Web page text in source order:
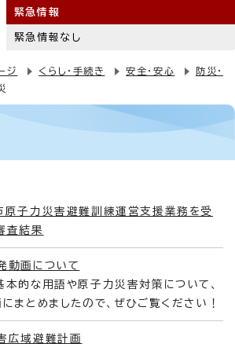
緊急情報
緊急情報なし
ジ くらし・手続き 安全・安心
防災・
子力災害避難訓練運営支援業務を受
査結果
動画について
的な用語や原子力災害対策について、
まとめましたので、ぜひご覧ください！
広域避難計画